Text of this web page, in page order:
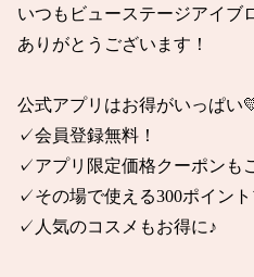
いつもビューステージアイブ
ありがとうございます！
公式アプリはお得がいっぱい
✓会員登録無料！
✓アプリ限定価格クーポンも
✓その場で使える300ポイント
✓人気のコスメもお得に♪